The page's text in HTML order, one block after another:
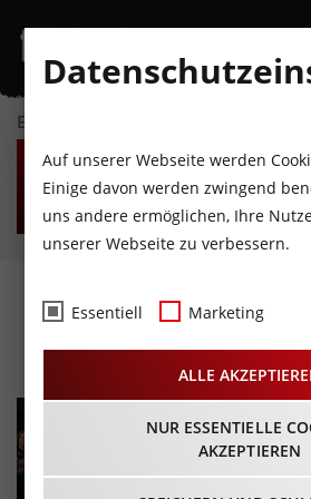
EVENTKALENDER
SA
8
AUGUST
SO
9
AUGUST
MO
10
AUGUST
Happy
11.06.2025 -
Auf unserer Webseite werden
Einige davon werden zwingend
uns andere ermöglichen, Ihre
unserer Webseite zu verbessern.
Essentiell Marketing
ALLE
NUR ESSENTIELLE
AKZEPTIEREN